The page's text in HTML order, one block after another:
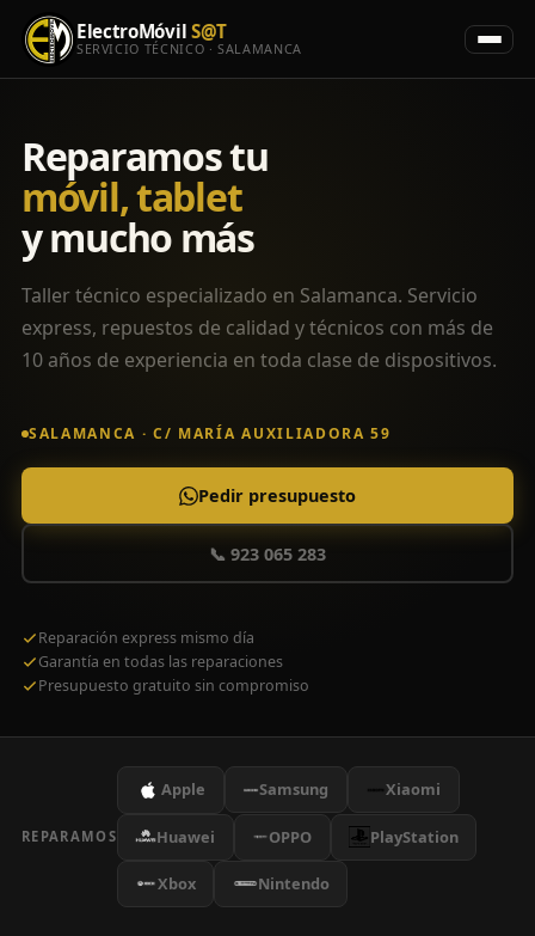
ElectroMóvil S@T
SERVICIO TÉCNICO · SALAMANCA
Reparamos tu
móvil, tablet
y mucho más
Taller técnico especializado en Salamanca. Servicio
express, repuestos de calidad y técnicos con más de
10 años de experiencia en toda clase de dispositivos.
SALAMANCA · C/ MARÍA AUXILIADORA 59
Pedir presupuesto
📞 923 065 283
Reparación express mismo día
Garantía en todas las reparaciones
Presupuesto gratuito sin compromiso
REPARAMOS
Apple Samsung Xiaomi
Huawei OPPO PlayStation
Xbox Nintendo